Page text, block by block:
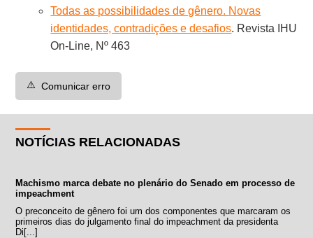
Todas as possibilidades de gênero. Novas
identidades, contradições e desafios. Revista IHU
On-Line, Nº 463
⚠️ Comunicar erro
NOTÍCIAS RELACIONADAS
Machismo marca debate no plenário do Senado em processo de
impeachment
O preconceito de gênero foi um dos componentes que marcaram os
primeiros dias do julgamento final do impeachment da presidenta
Di[...]